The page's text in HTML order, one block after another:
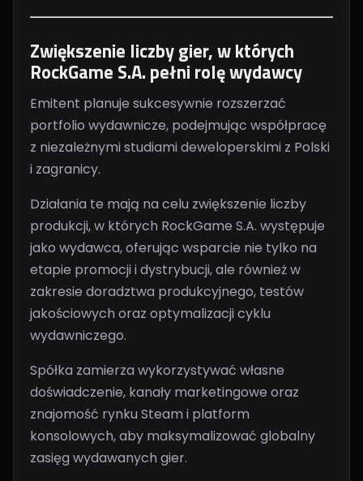
Zwiększenie liczby gier, w których
RockGame S.A. pełni rolę wydawcy
Emitent planuje sukcesywnie rozszerzać
portfolio wydawnicze, podejmując współpracę
z niezależnymi studiami deweloperskimi z Polski
i zagranicy.
Działania te mają na celu zwiększenie liczby
produkcji, w których RockGame S.A. występuje
jako wydawca, oferując wsparcie nie tylko na
etapie promocji i dystrybucji, ale również w
zakresie doradztwa produkcyjnego, testów
jakościowych oraz optymalizacji cyklu
wydawniczego.
Spółka zamierza wykorzystywać własne
doświadczenie, kanały marketingowe oraz
znajomość rynku Steam i platform
konsolowych, aby maksymalizować globalny
zasięg wydawanych gier.